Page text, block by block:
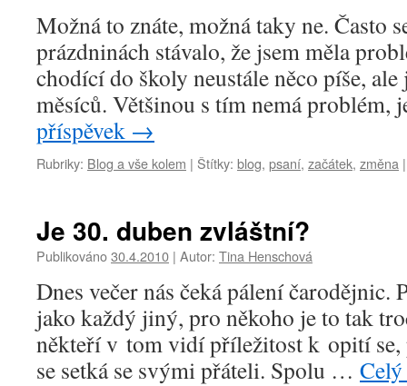
Možná to znáte, možná taky ne. Často
prázdninách stávalo, že jsem měla
chodící do školy neustále něco píše,
měsíců. Většinou s tím nemá
příspěvek →
Rubriky: Blog a vše kolem | Štítky: blog, psaní, začátek, změna |
Je 30. duben zvláštní?
Publikováno30.4.2010 | Autor: Tina Henschová
Dnes večer nás čeká pálení čarodějnic.
jako každý jiný, pro někoho je to tak
někteří v tom vidí příležitost k opití se,
se setká se svými přáteli. Spolu …